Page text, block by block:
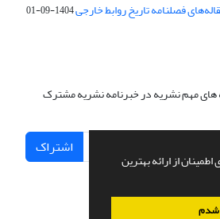
از ارائه بهترین
شدم
1404-09-01
های مهم نشریه در خبرنامه نشریه مشترک
اشتراک